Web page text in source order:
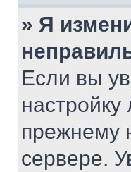
» Я
Если вы
прежнему
сервере.